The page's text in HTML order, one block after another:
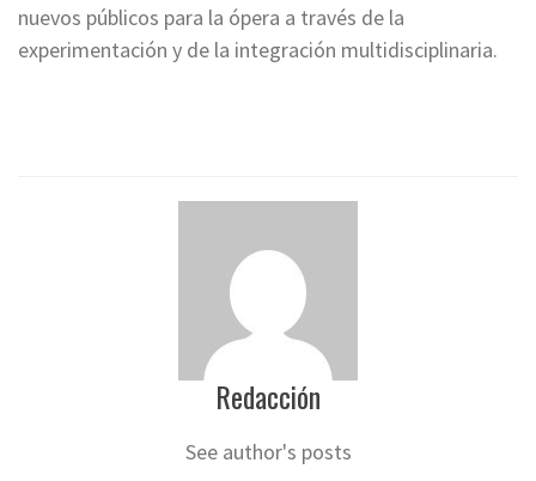
nuevos públicos para la ópera a través de la
experimentación y de la integración multidisciplinaria.
Redacción
See author's posts